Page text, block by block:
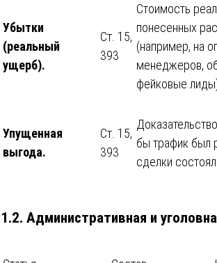
Убытки
(реальный
ущерб).
Ст. 15,
393
Стоимость
понесенных
(например, на
менеджеров,
фейковые
Упущенная
выгода.
Ст. 15,
393
бы трафик был
сделки
1.2. Административная и